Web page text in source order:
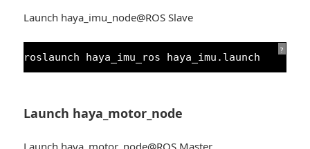
Launch haya_imu_node@ROS Slave
?
roslaunch haya_imu_ros haya_imu.launch
Launch haya_motor_node
Launch haya_motor_node@ROS Master